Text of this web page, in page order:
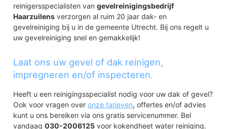
reinigersspecialisten vangevelreinigingsbedrijf
Haarzuilens verzorgen al ruim 20 jaar dak- en
gevelreiniging bij u in de gemeente Utrecht. Bij ons regelt u
uw gevelreiniging snel en gemakkelijk!
Laat ons uw gevel of dak reinigen,
impregneren en/of inspecteren.
Heeft u een reinigingsspecialist nodig voor uw dak of gevel?
Ook voor vragen overonze tarieven, offertes en/of advies
kunt u ons bereiken via ons gratis servicenummer. Bel
vandaag030-2006125 voor kokendheet water reiniging.